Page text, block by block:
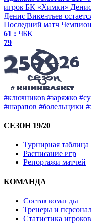
игрок БК «Химки»
Денис Викентьев
Последний матч
61 : ЧБК
79
#ключников #заряжко
#шарапов #болельщики
СЕЗОН 19/20
Турнирная таблица
Расписание игр
Репортажи матчей
КОМАНДА
Состав команды
Тренеры и персонал
Статистика игроков